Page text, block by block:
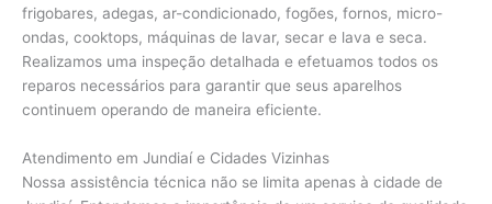
frigobares, adegas, ar-condicionado, fogões, fornos, micro-
ondas, cooktops, máquinas de lavar, secar e lava e seca.
Realizamos uma inspeção detalhada e efetuamos todos os
reparos necessários para garantir que seus aparelhos
continuem operando de maneira eficiente.
Atendimento em Jundiaí e Cidades Vizinhas
Nossa assistência técnica não se limita apenas à cidade de